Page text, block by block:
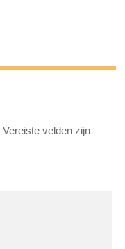
Vereiste velden zijn